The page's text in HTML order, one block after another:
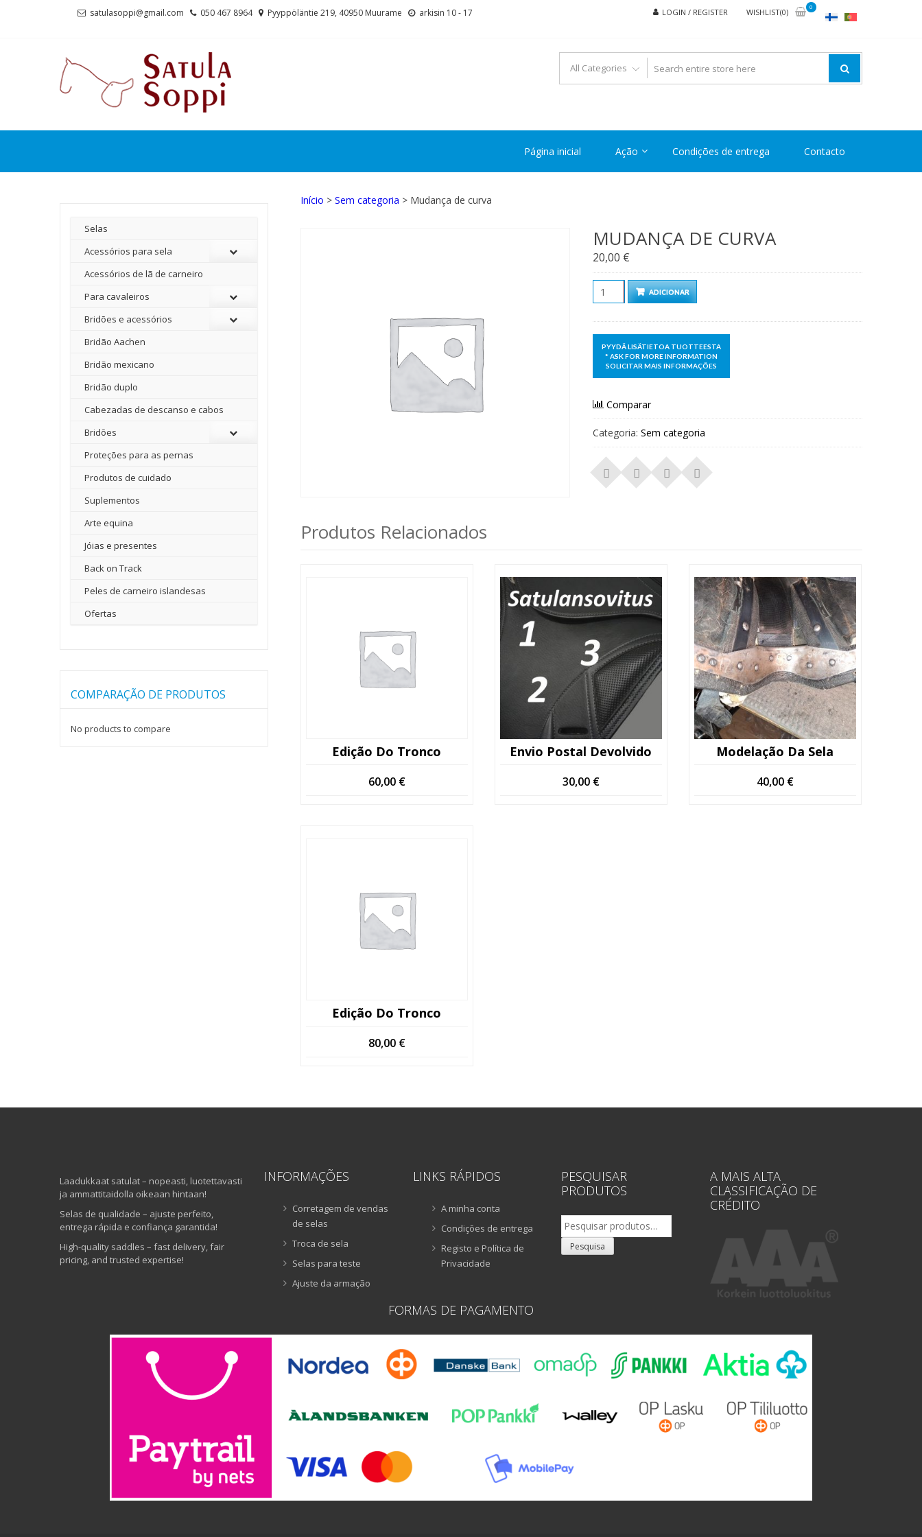
satulasoppi@gmail.com 050 467 8964 Pyyppöläntie 219, 40950 Muurame arkisin 10 - 17 LOGIN / REGISTER WISHLIST(0)
0
Página inicial Ação Condições de entrega Contacto
Início > Sem categoria > Mudança de curva
MUDANÇA DE CURVA
20,00 €
QuantidadeADICIONAR
Comparar
Categoria: Sem categoria
Produtos Relacionados
Edição Do Tronco
60,00 €
Envio Postal Devolvido
30,00 €
Modelação Da Sela
40,00 €
Edição Do Tronco
80,00 €
Selas
Acessórios para sela
Acessórios de lã de carneiro
Para cavaleiros
Bridões e acessórios
Bridão Aachen
Bridão mexicano
Bridão duplo
Cabezadas de descanso e cabos
Bridões
Proteções para as pernas
Produtos de cuidado
Suplementos
Arte equina
Jóias e presentes
Back on Track
Peles de carneiro islandesas
Ofertas
COMPARAÇÃO DE PRODUTOS
No products to compare
Laadukkaat satulat – nopeasti, luotettavasti
ja ammattitaidolla oikeaan hintaan!
Selas de qualidade – ajuste perfeito,
entrega rápida e confiança garantida!
High-quality saddles – fast delivery, fair
pricing, and trusted expertise!
INFORMAÇÕES
Corretagem de vendas
de selas
Troca de sela
Selas para teste
Ajuste da armação
LINKS RÁPIDOS
A minha conta
Condições de entrega
Registo e Política de
Privacidade
PESQUISAR
PRODUTOS
Pesquisar
por:
Pesquisa
A MAIS ALTA
CLASSIFICAÇÃO DE
CRÉDITO
FORMAS DE PAGAMENTO